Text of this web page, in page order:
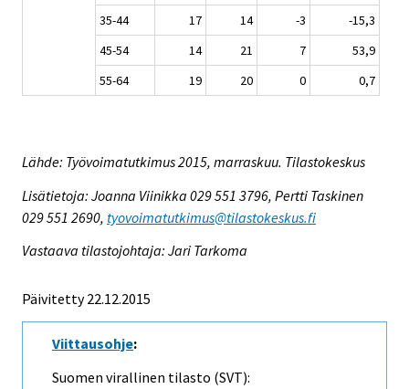
35-44
17 14 -3
-15,3
45-54
14 21 7
53,9
55-64
19 20 0 0,7
Lähde: Työvoimatutkimus 2015, marraskuu. Tilastokeskus
Lisätietoja: Joanna Viinikka 029 551 3796, Pertti Taskinen
029 551 2690, tyovoimatutkimus@tilastokeskus.fi
Vastaava tilastojohtaja: Jari Tarkoma
Päivitetty 22.12.2015
Viittausohje:
Suomen virallinen tilasto (SVT):